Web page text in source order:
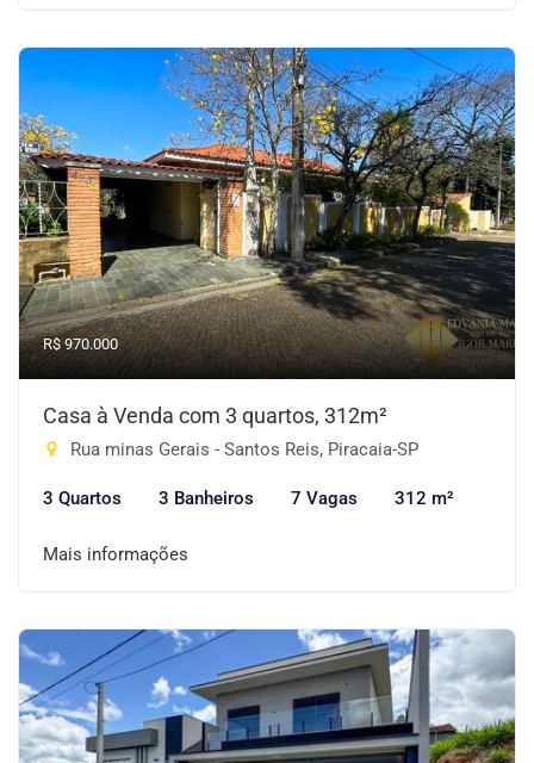
R$ 970.000
Casa à Venda com 3 quartos, 312m²
Rua minas Gerais - Santos Reis, Piracaia-SP
3 Quartos 3 Banheiros 7 Vagas 312 m²
Mais informações